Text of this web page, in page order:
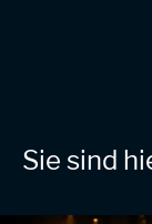
Sie sind